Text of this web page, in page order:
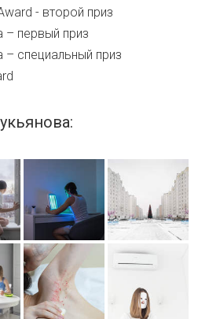
- второй приз
– первый приз
специальный приз